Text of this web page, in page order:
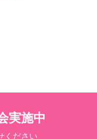
実施中
ください